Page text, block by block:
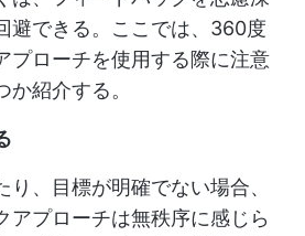
避できる。ここでは、360度
プローチを使用する際に注意
紹介する。
、目標が明確でない場合、
アプローチは無秩序に感じら